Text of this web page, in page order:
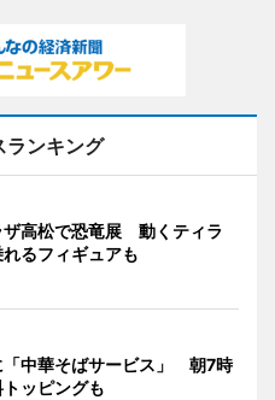
ランキング
ザ高松で恐竜展 動くティラ
るフィギュアも
「中華そばサービス」 朝7時
ッピングも